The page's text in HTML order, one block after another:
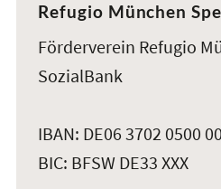
Refugio München
Förderverein Refugio
SozialBank
IBAN: DE06 3702 0500
BIC: BFSW DE33 XXX